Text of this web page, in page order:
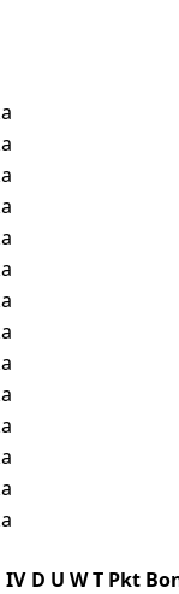
IV D U WT Pkt